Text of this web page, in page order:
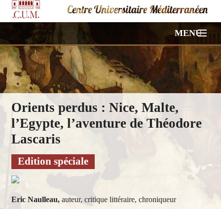
MENU
ACCUEIL
NOS CONFÉRENCES
VIDÉOS
PHOTOS
HORS PROGRAMME
À PROPOS
Orients perdus : Nice, Malte,
l’Egypte, l’aventure de Théodore
Lascaris
Edition spéciale
Eric Naulleau, auteur, critique littéraire, chroniqueur